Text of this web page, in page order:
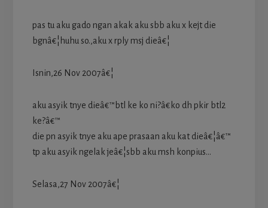
pas tu aku gado ngan akak aku sbb aku x kejt die
bgnâ€¦huhu so.,aku x rply msj dieâ€¦
Isnin,26 Nov 2007â€¦
aku asyik tnye dieâ€™btl ke ko ni?â€ko dh pkir btl2
ke?â€™
die pn asyik tnye aku ape prasaan aku kat dieâ€¦â€™
tp aku asyik ngelak jeâ€¦sbb aku msh konpius…
Selasa,27 Nov 2007â€¦